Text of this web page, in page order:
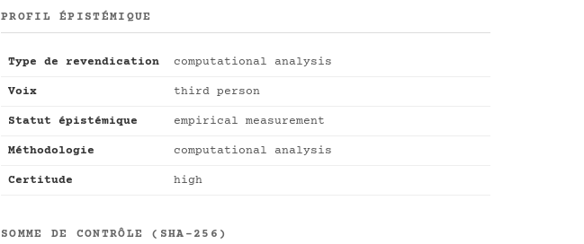
PROFIL ÉPISTÉMIQUE
Type de revendication computational analysis
Voix third person
Statut épistémique empirical measurement
Méthodologie computational analysis
Certitude high
SOMME DE CONTRÔLE (SHA-256)